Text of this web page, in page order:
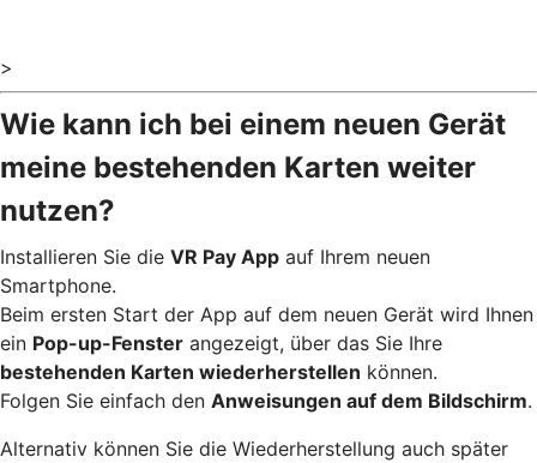
>
Wie kann ich bei einem neuen Gerät
meine bestehenden Karten weiter
nutzen?
Installieren Sie die VR Pay App auf Ihrem neuen
Smartphone.
Beim ersten Start der App auf dem neuen Gerät wird Ihnen
ein Pop-up-Fenster angezeigt, über das Sie Ihre
bestehenden Karten wiederherstellen können.
Folgen Sie einfach den Anweisungen auf dem Bildschirm.
Alternativ können Sie die Wiederherstellung auch später